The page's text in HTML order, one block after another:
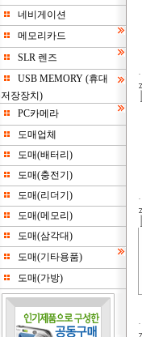
네비게이션
메모리카드
SLR 렌즈
USB MEMORY (휴대
장장치)
PC카메라
도매업체
도매(배터리)
도매(충전기)
도매(리더기)
도매(메모리)
도매(삼각대)
도매(기타용품)
도매(가방)